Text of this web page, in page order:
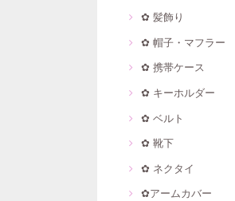
✿ 髪飾り
✿ 帽子・マフラー
✿ 携帯ケース
✿ キーホルダー
✿ ベルト
✿ 靴下
✿ ネクタイ
✿アームカバー